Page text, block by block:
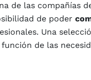
de las compañías
de poder
Una
de las
baratas